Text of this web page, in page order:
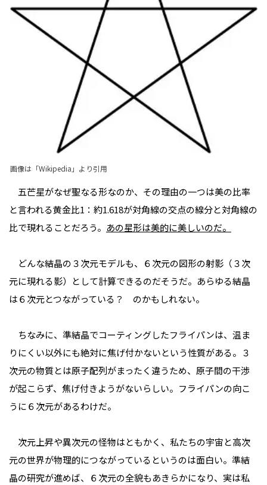
画像は「Wikipedia 」より引用
五芒星がなぜ聖なる形なのか、その理由の一つは美の比率
と言われる黄金比1：約1.618が対角線の交点の線分と対角線の
比で現れることだろう。 あの星形は美的に美しいのだ。
どんな結晶の３次元モデルも、６次元の図形の射影（３次
元に現れる影）として計算できるのだそうだ。あらゆる結晶
は６次元とつながっている？ のかもしれない。
ちなみに、準結晶でコーティングしたフライパンは、温ま
りにくい以外にも絶対に焦げ付かないという性質がある。３
次元の物質とは原子配列がまったく違うため、原子間の干渉
が起こらず、焦げ付きようがないらしい。フライパンの向こ
うに６次元があるわけだ。
次元上昇や異次元の怪物はともかく、私たちの宇宙と高次
元の世界が物理的につながっているというのは面白い。準結
晶の研究が進めば、６次元の全貌もあきらかになり、実は私